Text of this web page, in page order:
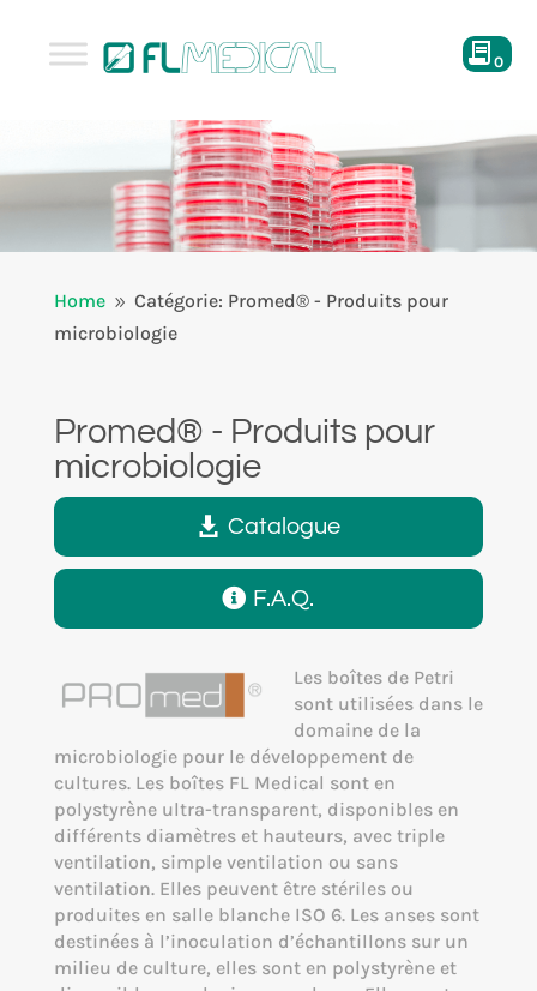
0
Home 9 Catégorie: Promed® - Produits pour
microbiologie
Promed® - Produits pour
microbiologie
Catalogue
F.A.Q.
Les boîtes de Petri
sont utilisées dans le
domaine de la
microbiologie pour le développement de
cultures. Les boîtes FL Medical sont en
polystyrène ultra-transparent, disponibles en
différents diamètres et hauteurs, avec triple
ventilation, simple ventilation ou sans
ventilation. Elles peuvent être stériles ou
produites en salle blanche ISO 6. Les anses sont
destinées à l’inoculation d’échantillons sur un
milieu de culture, elles sont en polystyrène et